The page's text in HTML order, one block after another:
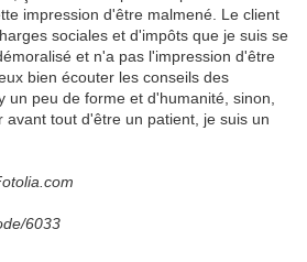
impression d'être malmené. Le client
sociales et d'impôts que je suis se
et n'a pas l'impression d'être
bien écouter les conseils des
un peu de forme et d'humanité, sinon,
avant tout d'être un patient, je suis un
6033